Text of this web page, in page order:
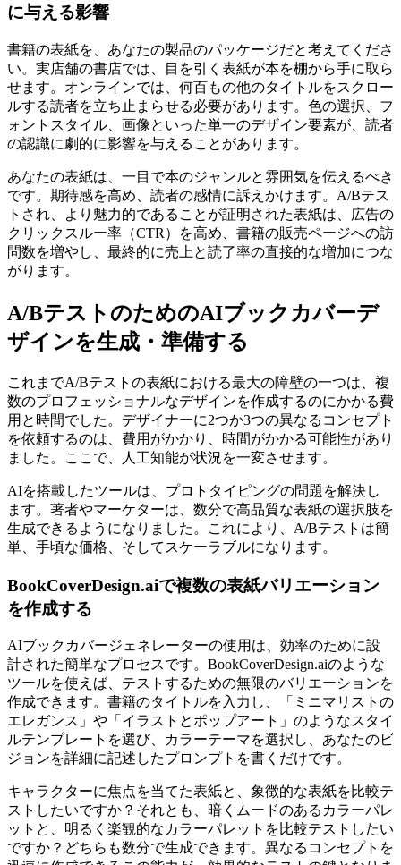
に与える影響
書籍の表紙を、あなたの製品のパッケージだと考えてくださ
い。実店舗の書店では、目を引く表紙が本を棚から手に取ら
せます。オンラインでは、何百もの他のタイトルをスクロー
ルする読者を立ち止まらせる必要があります。色の選択、フ
ォントスタイル、画像といった単一のデザイン要素が、読者
の認識に劇的に影響を与えることがあります。
あなたの表紙は、一目で本のジャンルと雰囲気を伝えるべき
です。期待感を高め、読者の感情に訴えかけます。A/Bテス
トされ、より魅力的であることが証明された表紙は、広告の
クリックスルー率（CTR）を高め、書籍の販売ページへの訪
問数を増やし、最終的に売上と読了率の直接的な増加につな
がります。
A/BテストのためのAIブックカバーデ
ザインを生成・準備する
これまでA/Bテストの表紙における最大の障壁の一つは、複
数のプロフェッショナルなデザインを作成するのにかかる費
用と時間でした。デザイナーに2つか3つの異なるコンセプト
を依頼するのは、費用がかかり、時間がかかる可能性があり
ました。ここで、人工知能が状況を一変させます。
AIを搭載したツールは、プロトタイピングの問題を解決し
ます。著者やマーケターは、数分で高品質な表紙の選択肢を
生成できるようになりました。これにより、A/Bテストは簡
単、手頃な価格、そしてスケーラブルになります。
BookCoverDesign.aiで複数の表紙バリエーション
を作成する
AIブックカバージェネレーターの使用は、効率のために設
計された簡単なプロセスです。BookCoverDesign.aiのような
ツールを使えば、テストするための無限のバリエーションを
作成できます。書籍のタイトルを入力し、「ミニマリストの
エレガンス」や「イラストとポップアート」のようなスタイ
ルテンプレートを選び、カラーテーマを選択し、あなたのビ
ジョンを詳細に記述したプロンプトを書くだけです。
キャラクターに焦点を当てた表紙と、象徴的な表紙を比較テ
ストしたいですか？それとも、暗くムードのあるカラーパレ
ットと、明るく楽観的なカラーパレットを比較テストしたい
ですか？どちらも数分で生成できます。異なるコンセプトを